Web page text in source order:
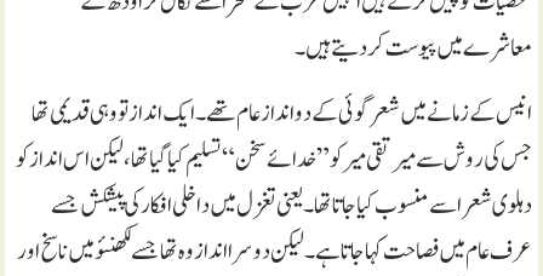
معاشرے میں پیوست کر دیتے ہیں۔
انیس کے زمانے میں شعر گوئی کے دو انداز عام تھے۔ ایک انداز تو وہی قدیمی تھا
جس کی روش سے میر تقی میر کو ”خدائے سخن“ تسلیم کیا گیا تھا، لیکن اس انداز کو
دہلوی شعرا سے منسوب کیا جاتا تھا۔یعنی تغزل میں داخلی افکار کی پیشکش جسے
عرف عام میں فصاحت کہا جاتا ہے۔ لیکن دوسرا انداز وہ تھا جسے لکھنئو میں ناسخ اور